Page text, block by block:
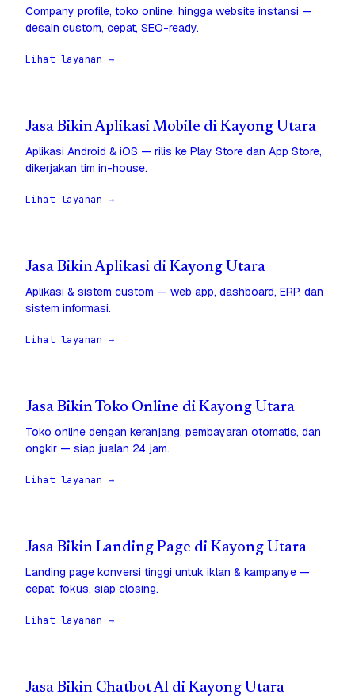
Company profile, toko online, hingga website instansi —
desain custom, cepat, SEO-ready.
Lihat layanan →
Jasa Bikin Aplikasi Mobile di Kayong Utara
Aplikasi Android & iOS — rilis ke Play Store dan App Store,
dikerjakan tim in-house.
Lihat layanan →
Jasa Bikin Aplikasi di Kayong Utara
Aplikasi & sistem custom — web app, dashboard, ERP, dan
sistem informasi.
Lihat layanan →
Jasa Bikin Toko Online di Kayong Utara
Toko online dengan keranjang, pembayaran otomatis, dan
ongkir — siap jualan 24 jam.
Lihat layanan →
Jasa Bikin Landing Page di Kayong Utara
Landing page konversi tinggi untuk iklan & kampanye —
cepat, fokus, siap closing.
Lihat layanan →
Jasa Bikin Chatbot AI di Kayong Utara